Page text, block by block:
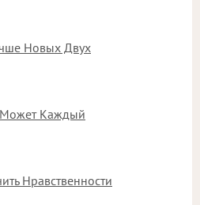
Новых Двух
Может Каждый
Нравственности